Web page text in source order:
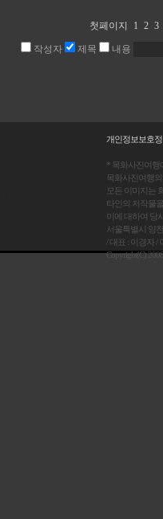
첫페이지 1 2 3
작성자 제목 내용
개인정보보호
* 목화사진여행
목화사진여행
모든 이미지는
타인의 저작물
이에 대하여 당
서울특별시 양
/ 대표 : 이경자 /
Copyright(C)